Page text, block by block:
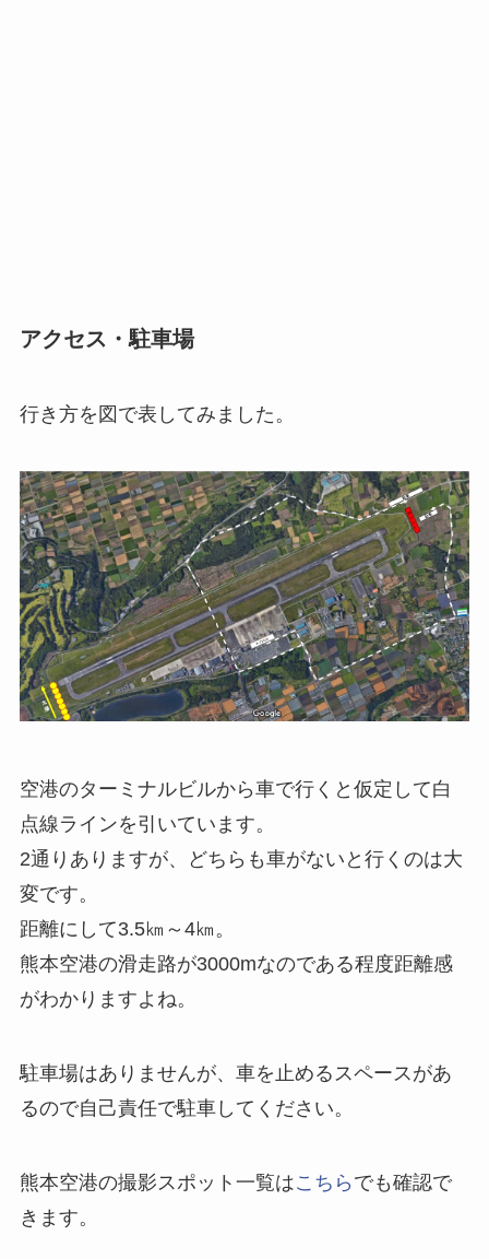
アクセス・駐車場
行き方を図で表してみました。
空港のターミナルビルから車で行くと仮定して白
点線ラインを引いています。
2通りありますが、どちらも車がないと行くのは大
変です。
距離にして3.5㎞～4㎞。
熊本空港の滑走路が3000mなのである程度距離感
がわかりますよね。
駐車場はありませんが、車を止めるスペースがあ
るので自己責任で駐車してください。
熊本空港の撮影スポット一覧はこちら でも確認で
きます。